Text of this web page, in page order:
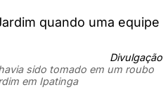
quando uma equipe
Divulgação
sido tomado em um roubo
em Ipatinga